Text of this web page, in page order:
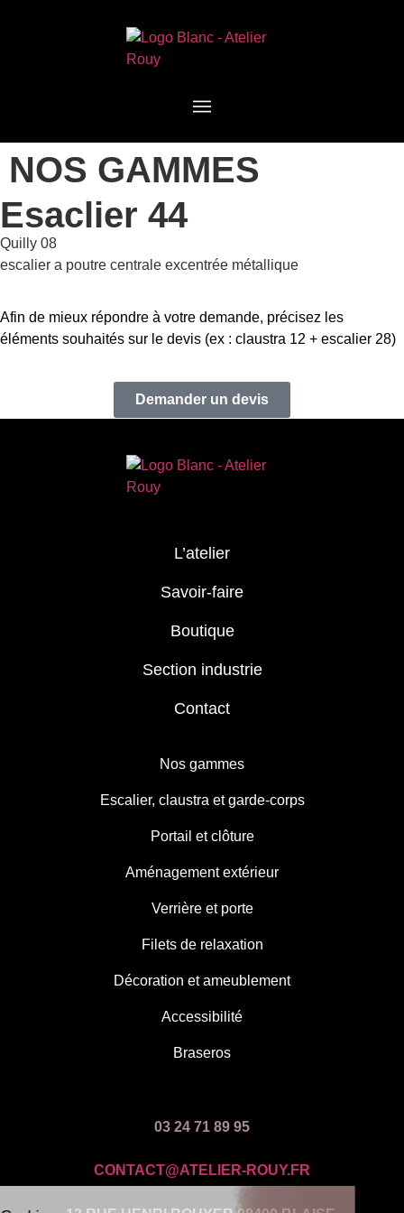
NOS GAMMES
Esaclier 44
Quilly 08
escalier a poutre centrale excentrée métallique
Afin de mieux répondre à votre demande, précisez les
éléments souhaités sur le devis (ex : claustra 12 + escalier 28)
Demander un devis
L’atelier
Savoir-faire
Boutique
Section industrie
Contact
Nos gammes
Escalier, claustra et garde-corps
Portail et clôture
Aménagement extérieur
Verrière et porte
Filets de relaxation
Décoration et ameublement
Accessibilité
Braseros
03 24 71 89 95
CONTACT@ATELIER-ROUY.FR